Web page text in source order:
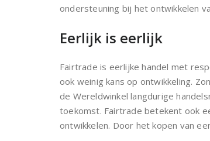
ondersteuning bij het ontwikkelen
Eerlijk is eerlijk
Fairtrade is eerlijke handel met
ook weinig kans op ontwikkeling.
de Wereldwinkel langdurige
toekomst. Fairtrade betekent ook
ontwikkelen. Door het kopen van